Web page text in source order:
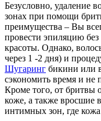
Безусловно, удаление
зонах при помощи
преимущества – Вы
провести эпиляцию
красоты. Однако,
через 1 -2 дня) и
Шугаринг бикини или
сэкономить время и не
Кроме того, от бритвы
коже, а также вросшие
интимных зон, где